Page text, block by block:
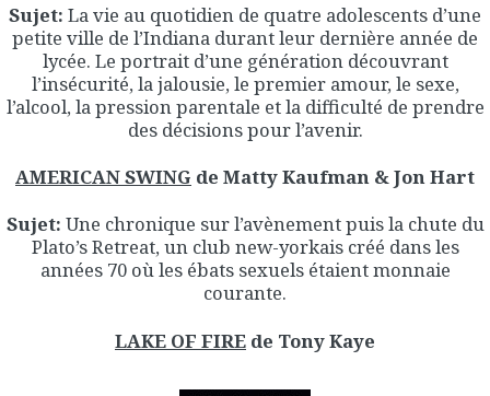
Sujet: La vie au quotidien de quatre adolescents d’une
petite ville de l’Indiana durant leur dernière année de
lycée. Le portrait d’une génération découvrant
l’insécurité, la jalousie, le premier amour, le sexe,
l’alcool, la pression parentale et la difficulté de prendre
des décisions pour l’avenir.
AMERICAN SWING de Matty Kaufman & Jon Hart
Sujet: Une chronique sur l’avènement puis la chute du
Plato’s Retreat, un club new-yorkais créé dans les
années 70 où les ébats sexuels étaient monnaie
courante.
LAKE OF FIRE de Tony Kaye